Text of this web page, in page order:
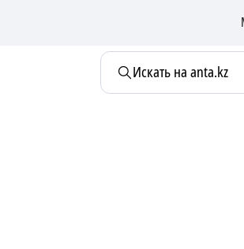
Искать на anta.kz